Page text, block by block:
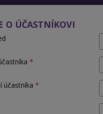
O ÚČASTNÍKOVI
účastníka